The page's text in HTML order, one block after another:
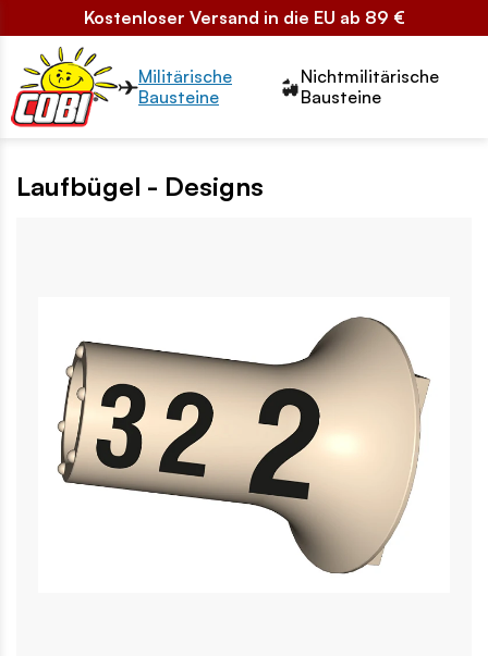
Kostenloser Versand in die EU ab 89 €
Przełącznik segmentów2
Militärische
Bausteine
Nichtmilitärische
Bausteine
Laufbügel - Designs